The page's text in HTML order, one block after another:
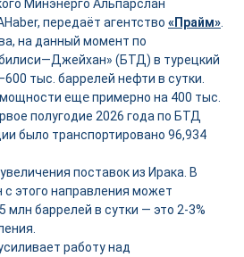
Минэнерго Альпарслан
передаёт агентство «Прайм»
на данный момент по
(БТД) в турецкий
тыс. баррелей нефти в сутки.
ещепримерно на 400 тыс.
полугодие 2026 года по БТД
было транспортировано 96,934
поставок из Ирака. В
этого направления может
млн баррелей в сутки — это 2-3%
работу над